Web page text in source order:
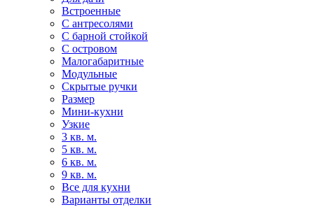
Встроенные
С антресолями
С барной стойкой
С островом
Малогабаритные
Модульные
Скрытые ручки
Размер
Мини-кухни
Узкие
3 кв. м.
5 кв. м.
6 кв. м.
9 кв. м.
Все для кухни
Варианты отделки